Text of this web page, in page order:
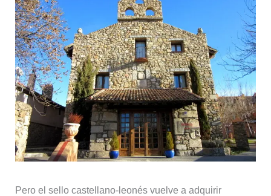
Pero el sello castellano-leonés vuelve a adquirir